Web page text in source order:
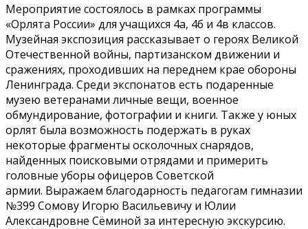
Мероприятие состоялось в рамках программы
«Орлята России» для учащихся 4а, 4б и 4в классов.
Музейная экспозиция рассказывает о героях Великой
Отечественной войны, партизанском движении и
сражениях, проходивших на переднем крае обороны
Ленинграда. Среди экспонатов есть подаренные
музею ветеранами личные вещи, военное
обмундирование, фотографии и книги. Также у юных
орлят была возможность подержать в руках
некоторые фрагменты осколочных снарядов,
найденных поисковыми отрядами и примерить
головные уборы офицеров Советской
армии. Выражаем благодарность педагогам гимназии
№399 Сомову Игорю Васильевичу и Юлии
Александровне Сёминой за интересную экскурсию.